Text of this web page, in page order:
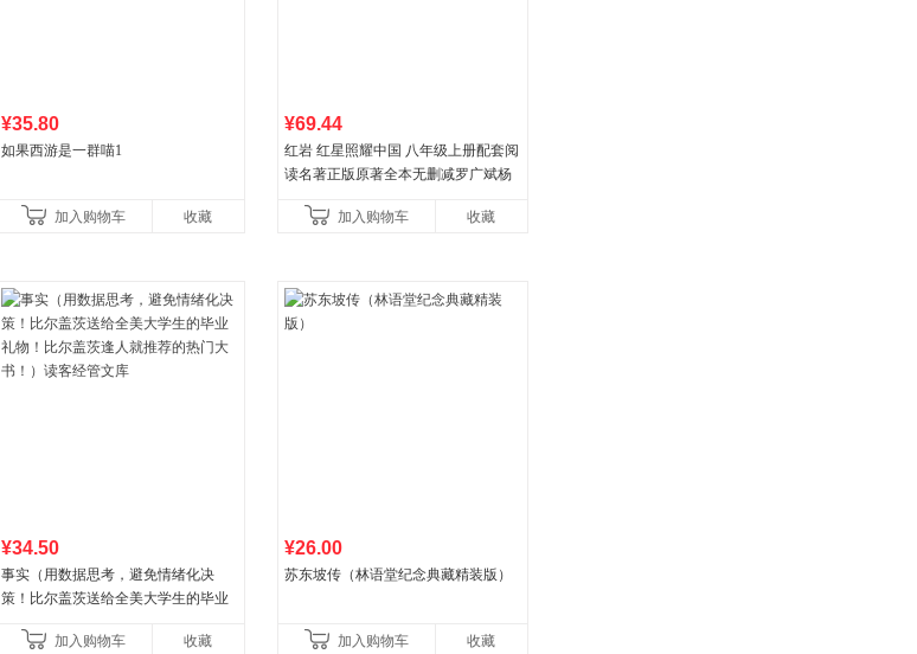
¥35.80
如果西游是一群喵1
加入购物车 收藏
¥69.44
红岩 红星照耀中国 八年级上册配套阅
读名著正版原著全本无删减罗广斌杨
初中生课外书中国青
加入购物车 收藏
¥34.50
事实（用数据思考，避免情绪化决
策！比尔盖茨送给全美大学生的毕业
书！）读客经管文库
加入购物车 收藏
¥26.00
苏东坡传（林语堂纪念典藏精装版）
加入购物车 收藏